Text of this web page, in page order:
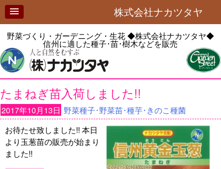
株式会社ナカツタヤ
野菜づくり・ガーデニング・生花◆株式会社ナカツタヤ◆
信州に適した種子･苗･樹木などを販売
たまねぎ苗入荷しました!!
2017年10月13日 野菜種子･野菜苗･種芋･きのこ種菌
お待たせ致しました!! 本日
より玉葱苗の販売が始まり
ました!!